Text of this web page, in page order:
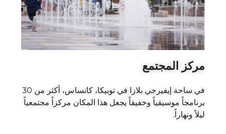
مركز المجتمع
في ساحة إيفيرجي بلازا في توبيكا، كانساس، أكثر من 30
برنامجاً موسيقياً وخفيفاً يجعل هذا المكان مركزاً مجتمعياً
ليلاً ونهاراً.